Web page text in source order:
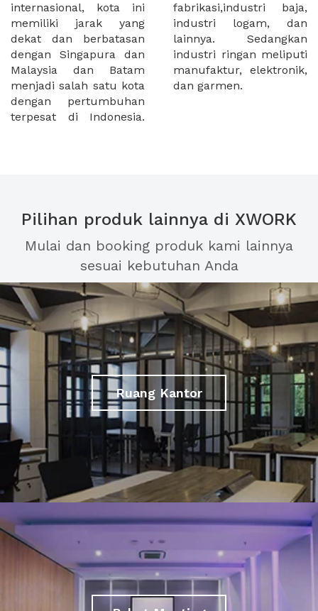
internasional, kota ini
memiliki jarak yang
dekat dan berbatasan
dengan Singapura dan
Malaysia dan Batam
menjadi salah satu kota
dengan pertumbuhan
terpesat di Indonesia.
fabrikasi,industri baja,
industri logam, dan
lainnya. Sedangkan
industri ringan meliputi
manufaktur, elektronik,
dan garmen.
Pilihan produk lainnya di XWORK
Mulai dan booking produk kami lainnya
sesuai kebutuhan Anda
Ruang Kantor